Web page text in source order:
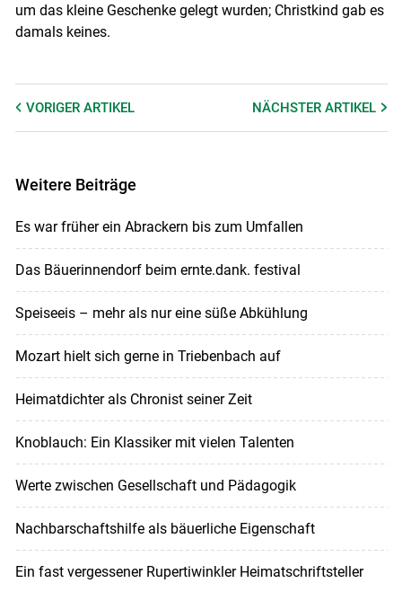
um das kleine Geschenke gelegt wurden; Christkind gab es
damals keines.
VORIGER ARTIKEL NÄCHSTERARTIKEL
Weitere Beiträge
Es war früher ein Abrackern bis zum Umfallen
Das Bäuerinnendorf beim ernte.dank. festival
Speiseeis – mehr als nur eine süße Abkühlung
Mozart hielt sich gerne in Triebenbach auf
Heimatdichter als Chronist seiner Zeit
Knoblauch: Ein Klassiker mit vielen Talenten
Werte zwischen Gesellschaft und Pädagogik
Nachbarschaftshilfe als bäuerliche Eigenschaft
Ein fast vergessener Rupertiwinkler Heimatschriftsteller